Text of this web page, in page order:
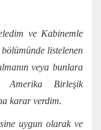
ve Kabinemle
listelenen
veya bunlara
Amerika Birleşik
karar verdim.
uygun olarak ve